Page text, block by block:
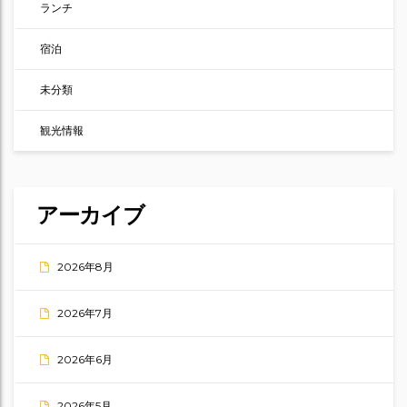
ランチ
宿泊
未分類
観光情報
アーカイブ
2026年8月
2026年7月
2026年6月